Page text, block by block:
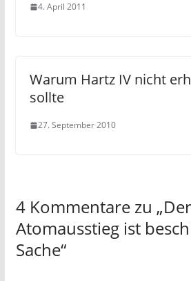
4. April 2011
Warum Hartz IV nicht
sollte
27. September 2010
4 Kommentare zu „Der
Atomausstieg ist
Sache“